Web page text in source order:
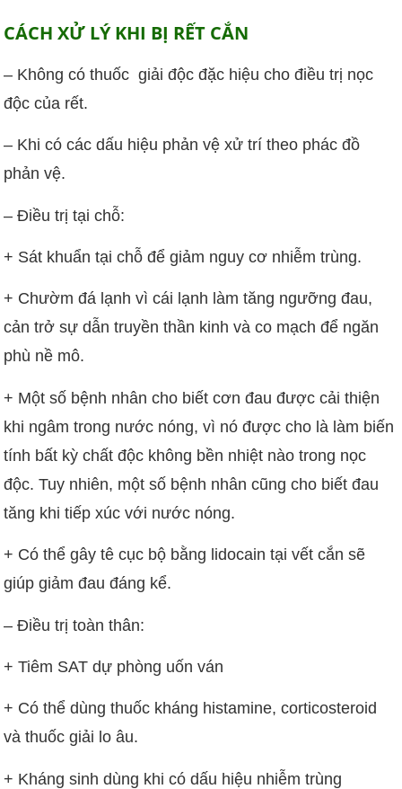
CÁCH XỬ LÝ KHI BỊ RẾT CẮN
– Không có thuốc giải độc đặc hiệu cho điều trị nọc
độc của rết.
– Khi có các dấu hiệu phản vệ xử trí theo phác đồ
phản vệ.
– Điều trị tại chỗ:
+ Sát khuẩn tại chỗ để giảm nguy cơ nhiễm trùng.
+ Chườm đá lạnh vì cái lạnh làm tăng ngưỡng đau,
cản trở sự dẫn truyền thần kinh và co mạch để ngăn
phù nề mô.
+ Một số bệnh nhân cho biết cơn đau được cải thiện
khi ngâm trong nước nóng, vì nó được cho là làm biến
tính bất kỳ chất độc không bền nhiệt nào trong nọc
độc. Tuy nhiên, một số bệnh nhân cũng cho biết đau
tăng khi tiếp xúc với nước nóng.
+ Có thể gây tê cục bộ bằng lidocain tại vết cắn sẽ
giúp giảm đau đáng kể.
– Điều trị toàn thân:
+ Tiêm SAT dự phòng uốn ván
+ Có thể dùng thuốc kháng histamine, corticosteroid
và thuốc giải lo âu.
+ Kháng sinh dùng khi có dấu hiệu nhiễm trùng